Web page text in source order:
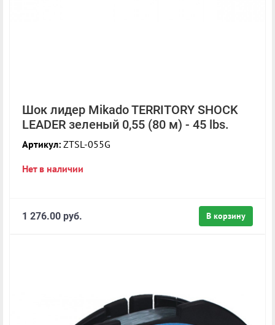
Шок лидер Mikado TERRITORY SHOCK
LEADER зеленый 0,55 (80 м) - 45 lbs.
Артикул: ZTSL-055G
Нет в наличии
В корзину
1 276.00 руб.